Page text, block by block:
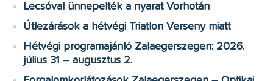
Lecsóval ünnepelték a nyarat Vorhotán
Útlezárások a hétvégi Triatlon Verseny miatt
Hétvégi programajánló Zalaegerszegen: 2026.
július 31 – augusztus 2.